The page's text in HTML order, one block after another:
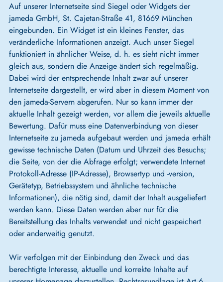
Auf unserer Internetseite sind Siegel oder Widgets der
jameda GmbH, St. Cajetan-Straße 41, 81669 München
eingebunden. Ein Widget ist ein kleines Fenster, das
veränderliche Informationen anzeigt. Auch unser Siegel
funktioniert in ähnlicher Weise, d. h. es sieht nicht immer
gleich aus, sondern die Anzeige ändert sich regelmäßig.
Dabei wird der entsprechende Inhalt zwar auf unserer
Internetseite dargestellt, er wird aber in diesem Moment von
den jameda-Servern abgerufen. Nur so kann immer der
aktuelle Inhalt gezeigt werden, vor allem die jeweils aktuelle
Bewertung. Dafür muss eine Datenverbindung von dieser
Internetseite zu jameda aufgebaut werden und jameda erhält
gewisse technische Daten (Datum und Uhrzeit des Besuchs;
die Seite, von der die Abfrage erfolgt; verwendete Internet
Protokoll-Adresse (IP-Adresse), Browsertyp und -version,
Gerätetyp, Betriebssystem und ähnliche technische
Informationen), die nötig sind, damit der Inhalt ausgeliefert
werden kann. Diese Daten werden aber nur für die
Bereitstellung des Inhalts verwendet und nicht gespeichert
oder anderweitig genutzt.
Wir verfolgen mit der Einbindung den Zweck und das
berechtigte Interesse, aktuelle und korrekte Inhalte auf